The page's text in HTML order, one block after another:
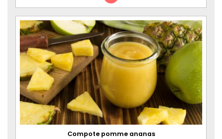
Compote pomme ananas